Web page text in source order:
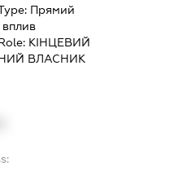
Прямий
КІНЦЕВИЙ
ВЛАСНИК